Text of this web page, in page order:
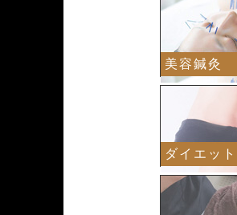
美容鍼灸
ダイエッ